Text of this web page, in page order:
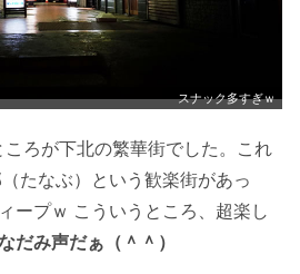
スナック多すぎｗ
ろが下北の繁華街でした。これ
たなぶ）という歓楽街があっ
ープｗ こういうところ、超楽し
だみ声だぁ（＾＾）